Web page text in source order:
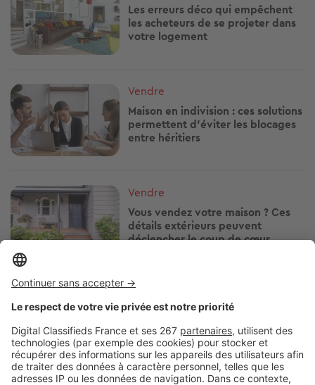
Les erreurs déco qui empêchent
les acheteurs de se projeter dans
votre logement
Image
Vendre
Maison en indivision : ces solutions
permettent d'éviter les blocages
entre héritiers
Image
Vendre
Vous vendez votre maison ? Ces
détails extérieurs peuvent
déclencher le coup de cœur
Image
Vendre
indivision ?